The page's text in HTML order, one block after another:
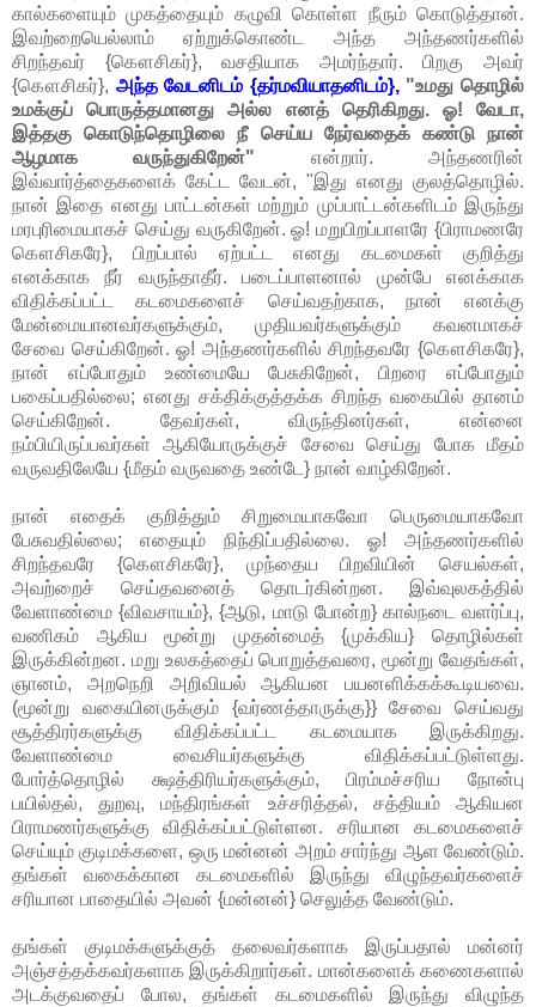
கால்களையும் முகத்தையும் கழுவி கொள்ள நீரும் கொடுத்தான்.
இவற்றையெல்லாம் ஏற்றுக்கொண்ட அந்த அந்தணர்களில்
சிறந்தவர் {கௌசிகர்}, வசதியாக அமர்ந்தார். பிறகு அவர்
{கௌசிகர்}, அந்த வேடனிடம் {தர்மவியாதனிடம்}, "உமது தொழில்
உமக்குப் பொருத்தமானது அல்ல எனத் தெரிகிறது. ஓ! வேடா,
இத்தகு கொடுந்தொழிலை நீ செய்ய நேர்வதைக் கண்டு நான்
ஆழமாக வருந்துகிறேன்" என்றார். அந்தணரின்
இவ்வார்த்தைகளைக் கேட்ட வேடன், "இது எனது குலத்தொழில்.
நான் இதை எனது பாட்டன்கள் மற்றும் முப்பாட்டன்களிடம் இருந்து
மரபுரிமையாகச் செய்து வருகிறேன். ஓ! மறுபிறப்பாளரே {பிராமணரே
கௌசிகரே}, பிறப்பால் ஏற்பட்ட எனது கடமைகள் குறித்து
எனக்காக நீர் வருந்தாதீர். படைப்பாளனால் முன்பே எனக்காக
விதிக்கப்பட்ட கடமைகளைச் செய்வதற்காக, நான் எனக்கு
மேன்மையானவர்களுக்கும், முதியவர்களுக்கும் கவனமாகச்
சேவை செய்கிறேன். ஓ! அந்தணர்களில் சிறந்தவரே {கௌசிகரே},
நான் எப்போதும் உண்மையே பேசுகிறேன், பிறரை எப்போதும்
பகைப்பதில்லை; எனது சக்திக்குத்தக்க சிறந்த வகையில் தானம்
செய்கிறேன். தேவர்கள், விருந்தினர்கள், என்னை
நம்பியிருப்பவர்கள் ஆகியோருக்குச் சேவை செய்து போக மீதம்
வருவதிலேயே {மீதம் வருவதை உண்டே} நான் வாழ்கிறேன்.
நான் எதைக் குறித்தும் சிறுமையாகவோ பெருமையாகவோ
பேசுவதில்லை; எதையும் நிந்திப்பதில்லை. ஓ! அந்தணர்களில்
சிறந்தவரே {கௌசிகரே}, முந்தைய பிறவியின் செயல்கள்,
அவற்றைச் செய்தவனைத் தொடர்கின்றன. இவ்வுலகத்தில்
வேளாண்மை {விவசாயம்}, {ஆடு, மாடு போன்ற} கால்நடை வளர்ப்பு,
வணிகம் ஆகிய மூன்று முதன்மைத் {முக்கிய} தொழில்கள்
இருக்கின்றன. மறு உலகத்தைப் பொறுத்தவரை, மூன்று வேதங்கள்,
ஞானம், அறநெறி அறிவியல் ஆகியன பயனளிக்கக்கூடியவை.
(மூன்று வகையினருக்கும் {வர்ணத்தாருக்கு}} சேவை செய்வது
சூத்திரர்களுக்கு விதிக்கப்பட்ட கடமையாக இருக்கிறது.
வேளாண்மை வைசியர்களுக்கு விதிக்கப்பட்டுள்ளது.
போர்த்தொழில் க்ஷத்திரியர்களுக்கும், பிரம்மச்சரிய நோன்பு
பயில்தல், துறவு, மந்திரங்கள் உச்சரித்தல், சத்தியம் ஆகியன
பிராமணர்களுக்கு விதிக்கப்பட்டுள்ளன. சரியான கடமைகளைச்
செய்யும் குடிமக்களை, ஒரு மன்னன் அறம் சார்ந்து ஆள வேண்டும்.
தங்கள் வகைக்கான கடமைகளில் இருந்து விழுந்தவர்களைச்
சரியான பாதையில் அவன் {மன்னன்} செலுத்த வேண்டும்.
தங்கள் குடிமக்களுக்குத் தலைவர்களாக இருப்பதால் மன்னர்
அஞ்சத்தக்கவர்களாக இருக்கிறார்கள். மான்களைக் கணைகளால்
அடக்குவதைப் போல, தங்கள் கடமைகளில் இருந்து விழுந்த